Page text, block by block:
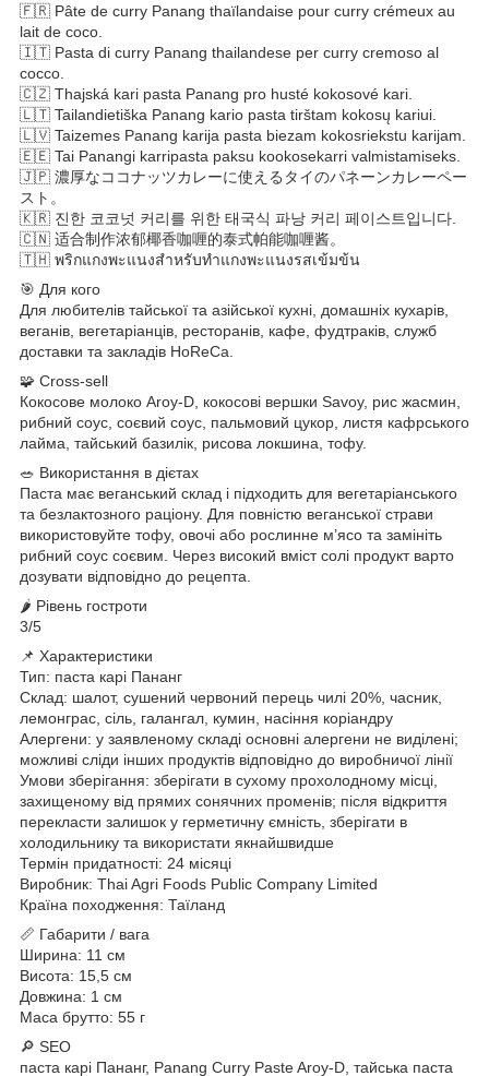
🇫🇷 Pâte de curry Panang thaïlandaise pour curry crémeux au
lait de coco.
🇮🇹 Pasta di curry Panang thailandese per curry cremoso al
cocco.
🇨🇿 Thajská kari pasta Panang pro husté kokosové kari.
🇱🇹 Tailandietiška Panang kario pasta tirštam kokosų kariui.
🇱🇻 Taizemes Panang karija pasta biezam kokosriekstu karijam.
🇪🇪 Tai Panangi karripasta paksu kookosekarri valmistamiseks.
🇯🇵 濃厚なココナッツカレーに使えるタイのパネーンカレーペー
スト。
🇰🇷 진한 코코넛 커리를 위한 태국식 파낭 커리 페이스트입니다.
🇨🇳 适合制作浓郁椰香咖喱的泰式帕能咖喱酱。
🇹🇭 พริกแกงพะแนงสำหรับทำแกงพะแนงรสเข้มข้น
🎯 Для кого
Для любителів тайської та азійської кухні, домашніх кухарів,
веганів, вегетаріанців, ресторанів, кафе, фудтраків, служб
доставки та закладів HoReCa.
🧩 Cross-sell
Кокосове молоко Aroy-D, кокосові вершки Savoy, рис жасмин,
рибний соус, соєвий соус, пальмовий цукор, листя кафрського
лайма, тайський базилік, рисова локшина, тофу.
🥗 Використання в дієтах
Паста має веганський склад і підходить для вегетаріанського
та безлактозного раціону. Для повністю веганської страви
використовуйте тофу, овочі або рослинне м’ясо та замініть
рибний соус соєвим. Через високий вміст солі продукт варто
дозувати відповідно до рецепта.
🌶 Рівень гостроти
3/5
📌 Характеристики
Тип: паста карі Пананг
Склад: шалот, сушений червоний перець чилі 20%, часник,
лемонграс, сіль, галангал, кумин, насіння коріандру
Алергени: у заявленому складі основні алергени не виділені;
можливі сліди інших продуктів відповідно до виробничої лінії
Умови зберігання: зберігати в сухому прохолодному місці,
захищеному від прямих сонячних променів; після відкриття
перекласти залишок у герметичну ємність, зберігати в
холодильнику та використати якнайшвидше
Термін придатності: 24 місяці
Виробник: Thai Agri Foods Public Company Limited
Країна походження: Таїланд
📏 Габарити / вага
Ширина: 11 см
Висота: 15,5 см
Довжина: 1 см
Маса брутто: 55 г
🔎 SEO
паста карі Пананг, Panang Curry Paste Aroy-D, тайська паста